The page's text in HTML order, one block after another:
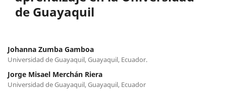
de Guayaquil
Johanna Zumba Gamboa
Universidad de Guayaquil, Guayaquil, Ecuador.
Jorge Misael Merchán Riera
Universidad de Guayaquil, Guayaquil, Ecuador